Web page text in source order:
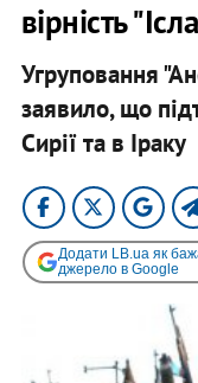
вірність
Угруповання
заявило, що
Сирії та в Іраку
Додати LB.ua як
джерело в Google